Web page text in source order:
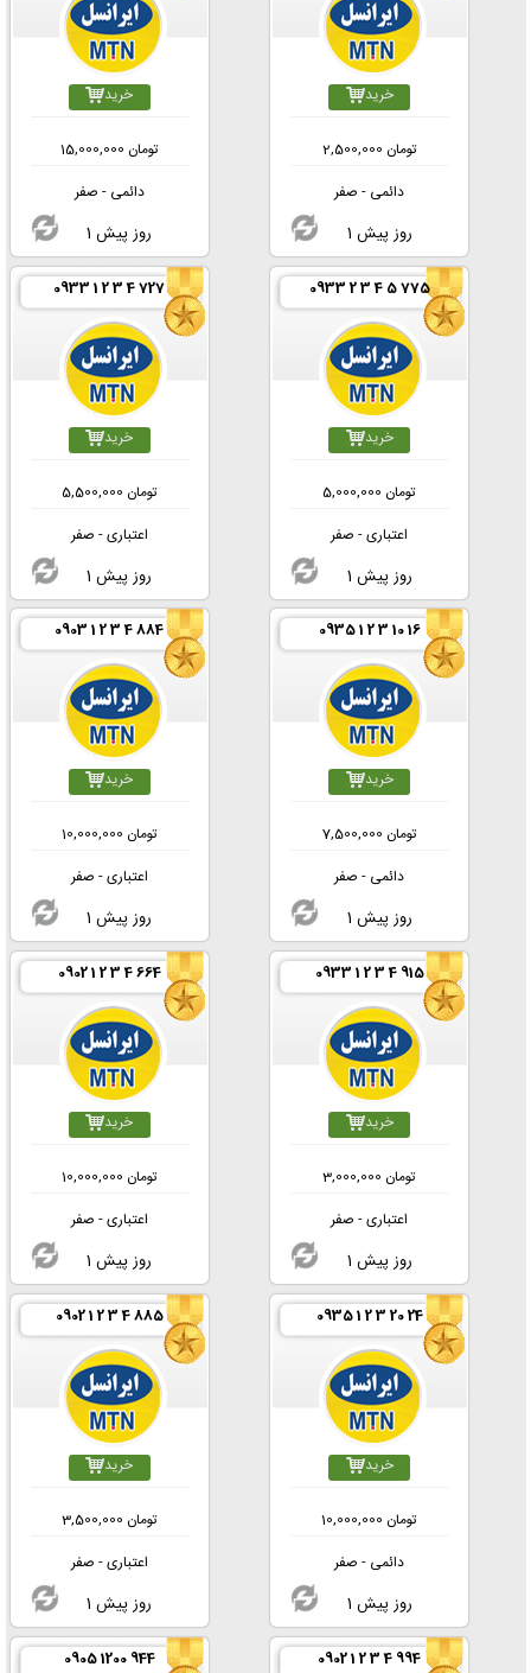
خرید
2,500,000 تومان
دائمی - صفر
1 روز پیش
خرید
15,000,000 تومان
دائمی - صفر
1 روز پیش
0933 2 3 4 5 775
خرید
5,000,000 تومان
اعتباری - صفر
1 روز پیش
0933 1 2 3 4 727
خرید
5,500,000 تومان
اعتباری - صفر
1 روز پیش
0935 1 2 3 10 16
خرید
7,500,000 تومان
دائمی - صفر
1 روز پیش
0903 1 2 3 4 884
خرید
10,000,000 تومان
اعتباری - صفر
1 روز پیش
0933 1 2 3 4 915
خرید
3,000,000 تومان
اعتباری - صفر
1 روز پیش
0902 1 2 3 4 664
خرید
10,000,000 تومان
اعتباری - صفر
1 روز پیش
0935 1 2 3 20 24
خرید
10,000,000 تومان
دائمی - صفر
1 روز پیش
0902 1 2 3 4 885
خرید
3,500,000 تومان
اعتباری - صفر
1 روز پیش
0902 1 2 3 4 994
0905 1200 944